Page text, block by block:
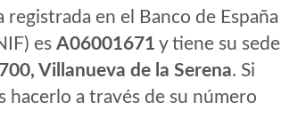
en el Banco de España
es A06001671 y tiene su sede
Villanueva de la Serena. Si
hacerlo a través de su número